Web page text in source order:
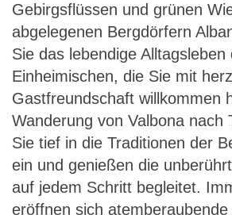
Gebirgsflüssen und grünen
abgelegenen Bergdörfern
Sie das lebendige Alltagsleben
Einheimischen, die Sie mit
Gastfreundschaft willkommen
Wanderung von Valbona nach
Sie tief in die Traditionen der
ein und genießen die
auf jedem Schritt begleitet.
eröffnen sich